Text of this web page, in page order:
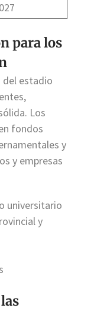
para los
del estadio
Los
fondos
y
y empresas
universitario
y